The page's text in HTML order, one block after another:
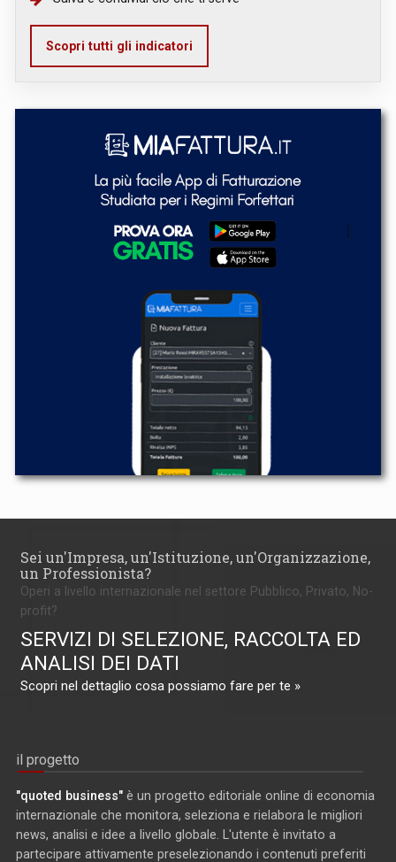
Scopri tutti gli indicatori
Sei un'Impresa, un'Istituzione, un'Organizzazione,
un Professionista?
Operi a livello internazionale nel settore Pubblico, Privato, No-
profit?
SERVIZI DI SELEZIONE, RACCOLTA ED
ANALISI DEI DATI
Scopri nel dettaglio cosa possiamo fare per te »
il progetto
"quoted business" è un progetto editoriale online di economia
internazionale che monitora, seleziona e rielabora le migliori
news, analisi e idee a livello globale. L'utente è invitato a
partecipare attivamente preselezionando i contenuti preferiti